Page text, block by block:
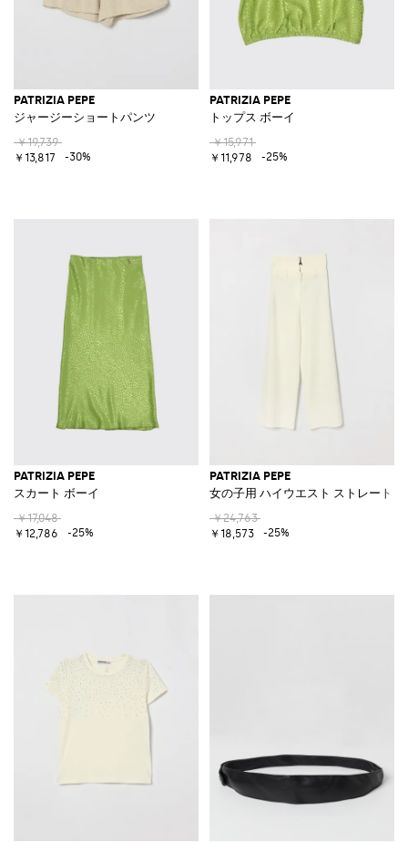
PATRIZIA PEPE
ジャージーショートパンツ
￥19,739
￥13,817
-30%
PATRIZIA PEPE
トップス ボーイ
￥15,971
￥11,978
-25%
PATRIZIA PEPE
スカート ボーイ
￥17,048
￥12,786
-25%
PATRIZIA PEPE
女の子用 ハイウエスト ストレート
￥24,763
￥18,573
-25%